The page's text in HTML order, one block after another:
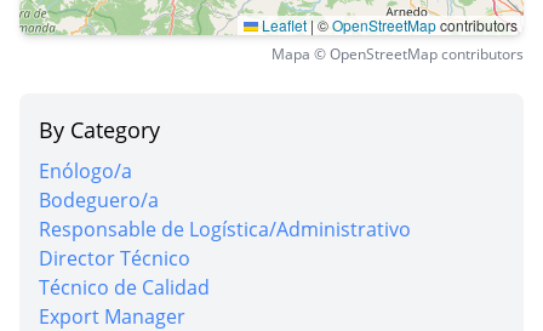
Leaflet | ©OpenStreetMapcontributors
Mapa © OpenStreetMap contributors
By Category
Enólogo/a
Bodeguero/a
Responsable de Logística/Administrativo
Director Técnico
Técnico de Calidad
Export Manager